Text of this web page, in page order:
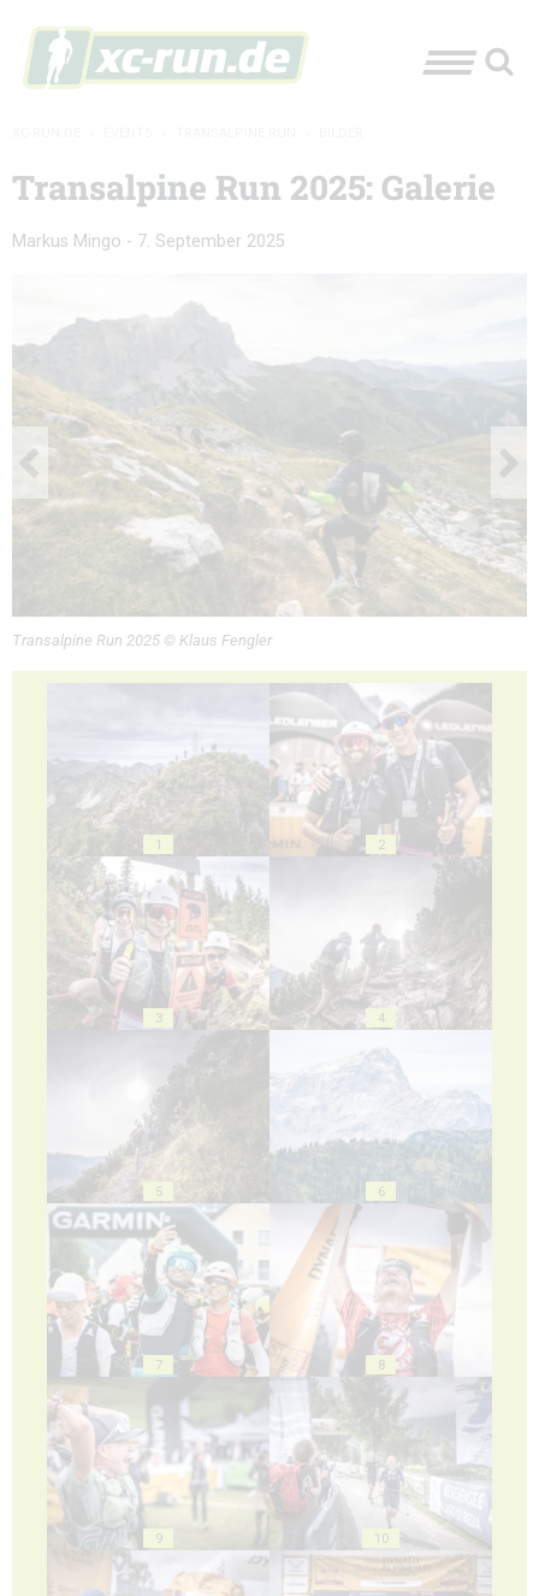
Transalpine Run 2025: Galerie
Markus Mingo - 7. September 2025
Transalpine Run 2025 © Klaus Fengler
1 2
3 4
5 6
7 8
9 10